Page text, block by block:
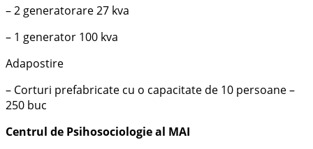
– 2 generatorare 27 kva
– 1 generator 100 kva
Adapostire
– Corturi prefabricate cu o capacitate de 10 persoane –
250 buc
Centrul de Psihosociologie al MAI